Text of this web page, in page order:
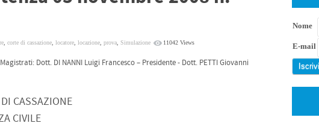
corte di cassazione locatore locazione prova Simulazione 11042 Views
Dott. DI NANNI Luigi Francesco – Presidente - Dott. PETTI Giovanni
CASSAZIONE
CIVILE
Nome
E-mail